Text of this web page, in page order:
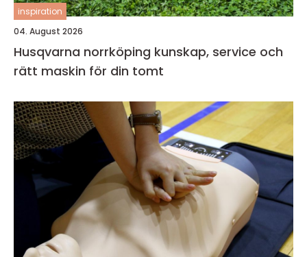
inspiration
04. August 2026
Husqvarna norrköping kunskap, service och
rätt maskin för din tomt